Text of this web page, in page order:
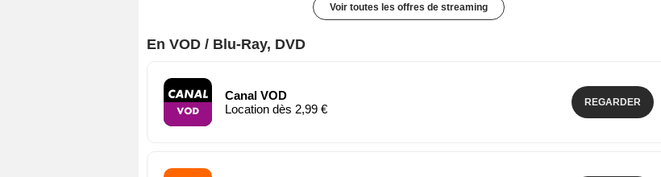
Voir toutes les offres de streaming
En VOD / Blu-Ray, DVD
Canal VOD
Location dès 2,99 €
REGARDER